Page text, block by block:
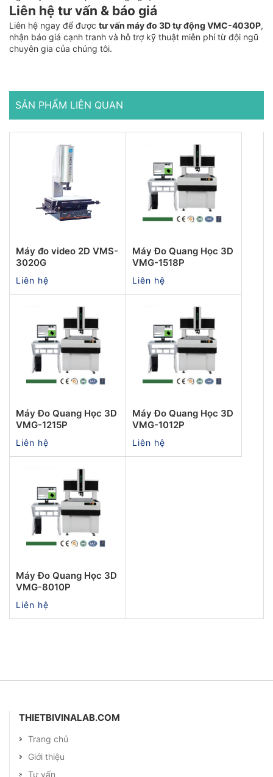
Liên hệ tư vấn & báo giá
Liên hệ ngay để được tư vấn máy đo 3D tự động VMC-4030P,
nhận báo giá cạnh tranh và hỗ trợ kỹ thuật miễn phí từ đội ngũ
chuyên gia của chúng tôi.
SẢN PHẨM LIÊN QUAN
Máy đo video 2D VMS-
3020G
Liên hệ
Máy Đo Quang Học 3D
VMG-1518P
Liên hệ
Máy Đo Quang Học 3D
VMG-1215P
Liên hệ
Máy Đo Quang Học 3D
VMG-1012P
Liên hệ
Máy Đo Quang Học 3D
VMG-8010P
Liên hệ
THIETBIVINALAB.COM
Trang chủ
Giới thiệu
Tư vấn